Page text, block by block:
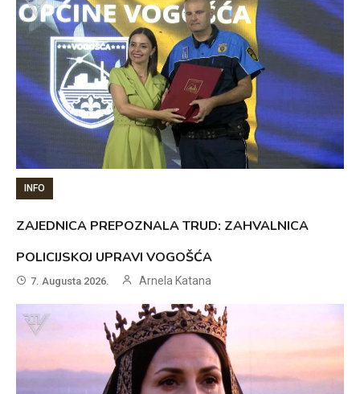
INFO
ZAJEDNICA PREPOZNALA TRUD: ZAHVALNICA
POLICIJSKOJ UPRAVI VOGOŠĆA
7. Augusta 2026. Arnela Katana